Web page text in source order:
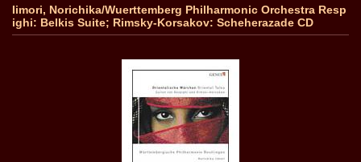
Iimori, Norichika/Wuerttemberg Philharmonic Orchestra Resp
ighi: Belkis Suite; Rimsky-Korsakov: Scheherazade CD